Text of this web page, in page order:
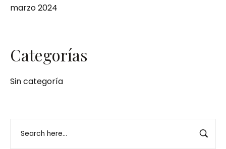
marzo 2024
Categorías
Sin categoría